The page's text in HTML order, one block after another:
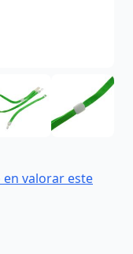
valorar este